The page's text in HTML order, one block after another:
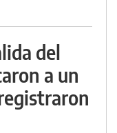
del
a un